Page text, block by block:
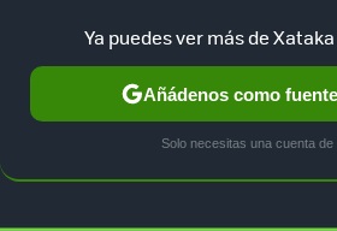
TESLA UBER AUTO ELECTRICO
Ya puedes ver más de
Añádenos como
Solo necesitas una cuenta de